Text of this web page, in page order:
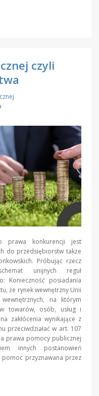
czyli
prawa konkurencji jest
do przedsiębiorstw także
Próbując rzecz
unijnych reguł
Konieczność posiadania
że rynek wewnętrzny Unii
na którym
towarów, osób, usług i
zakłócenia wynikające z
przeciwdziałać w art. 107
prawa pomocy publicznej
innych postanowień
pomoc przyznawana przez